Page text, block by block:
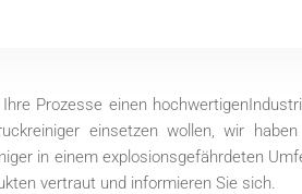
Prozesse einen
einsetzen wollen, wir
in einem explosionsgefährdeten
vertraut und informieren Sie sich.